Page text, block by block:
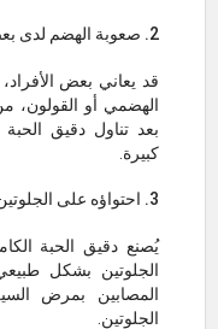
2. صعوبة الهضم لدى بعض الأشخاص
قد يعاني بعض
الهضمي أو القولون،
بعد تناول دقيق
كبيرة.
3. احتواؤه على الجلوتين
يُصنع دقيق الحبة
الجلوتين بشكل
المصابين بمرض
الجلوتين.